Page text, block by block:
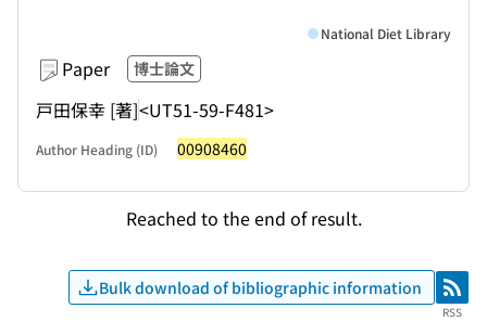
Paper 博士論文
戸田保幸 [著]<UT51-59-F481>
National Diet Library
Author Heading (ID) 00908460
Reached to the end of result.
Bulk download of bibliographic information RSS
RSS